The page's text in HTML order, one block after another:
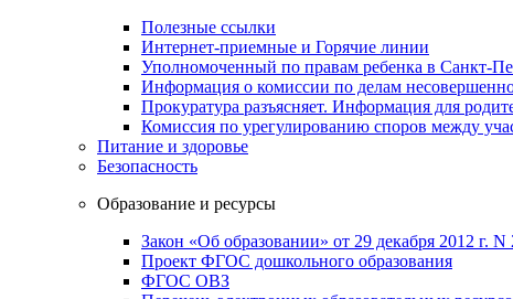
Полезные ссылки
Интернет-приемные и Горячие линии
Уполномоченный по правам ребенка в Санкт-
Информация о комиссии по делам
Прокуратура разъясняет. Информация для
Комиссия по урегулированию споров между
Питание и здоровье
Безопасность
Образование и ресурсы
Закон «Об образовании» от 29 декабря 2012 г.
Проект ФГОС дошкольного образования
ФГОС ОВЗ